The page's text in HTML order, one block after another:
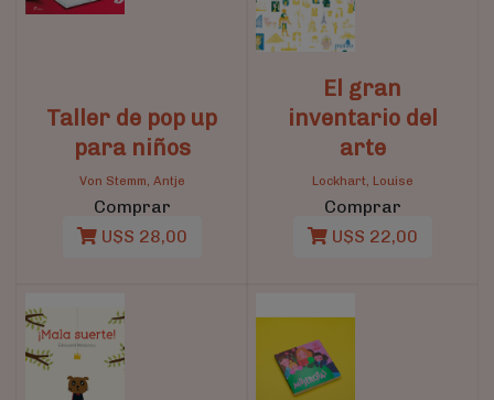
Taller de pop up
para niños
Von Stemm, Antje
Comprar
U$S 28,00
El gran
inventario del
arte
Lockhart, Louise
Comprar
U$S 22,00